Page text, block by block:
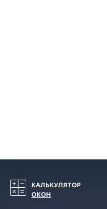
КАЛЬКУЛЯТОР
ОКОН